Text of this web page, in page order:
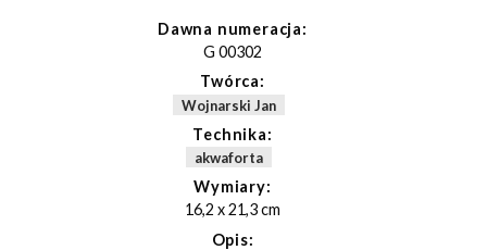
Dawna numeracja:
G 00302
Twórca:
Wojnarski Jan
Technika:
akwaforta
Wymiary:
16,2 x 21,3 cm
Opis: